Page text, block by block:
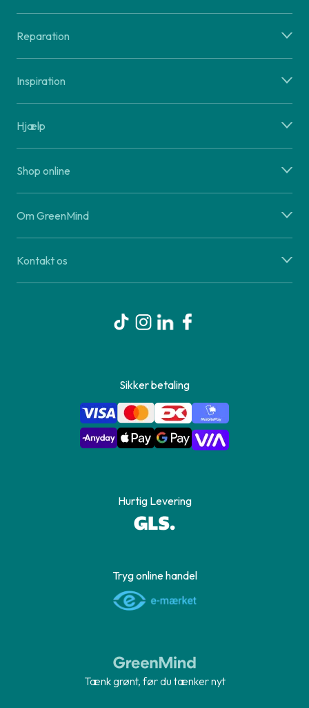
Reparation
Inspiration
Hjælp
Shop online
Om GreenMind
Kontakt os
Sikker betaling
Hurtig Levering
Tryg online handel
Tænk grønt, før du tænker nyt